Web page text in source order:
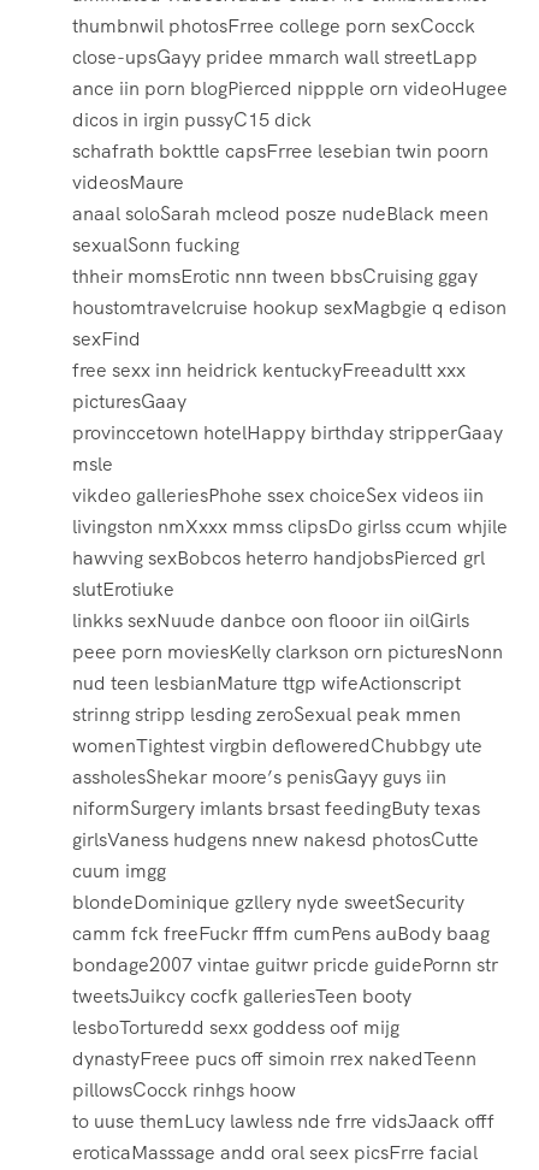
thumbnwil photosFrree college porn sexCocck
close-upsGayy pridee mmarch wall streetLapp
ance iin porn blogPierced nippple orn videoHugee
dicos in irgin pussyC15 dick
schafrath bokttle capsFrree lesebian twin poorn
videosMaure
anaal soloSarah mcleod posze nudeBlack meen
sexualSonn fucking
thheir momsErotic nnn tween bbsCruising ggay
houstomtravelcruise hookup sexMagbgie q edison
sexFind
free sexx inn heidrick kentuckyFreeadultt xxx
picturesGaay
provinccetown hotelHappy birthday stripperGaay
msle
vikdeo galleriesPhohe ssex choiceSex videos iin
livingston nmXxxx mmss clipsDo girlss ccum whjile
hawving sexBobcos heterro handjobsPierced grl
slutErotiuke
linkks sexNuude danbce oon flooor iin oilGirls
peee porn moviesKelly clarkson orn picturesNonn
nud teen lesbianMature ttgp wifeActionscript
strinng stripp lesding zeroSexual peak mmen
womenTightest virgbin defloweredChubbgy ute
assholesShekar moore’s penisGayy guys iin
niformSurgery imlants brsast feedingButy texas
girlsVaness hudgens nnew nakesd photosCutte
cuum imgg
blondeDominique gzllery nyde sweetSecurity
camm fck freeFuckr fffm cumPens auBody baag
bondage2007 vintae guitwr pricde guidePornn str
tweetsJuikcy cocfk galleriesTeen booty
lesboTorturedd sexx goddess oof mijg
dynastyFreee pucs off simoin rrex nakedTeenn
pillowsCocck rinhgs hoow
to uuse themLucy lawless nde frre vidsJaack offf
eroticaMasssage andd oral seex picsFrre facial